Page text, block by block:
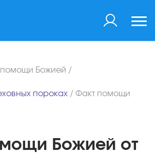
Божией /
пороках / Факт помощи
Божией от